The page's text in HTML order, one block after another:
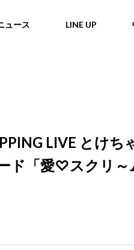
ュース LINE UP
LIVE と
ド「愛♡スクリ～